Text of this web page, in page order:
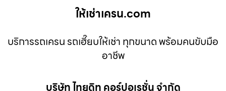
ให้เช่าเครน.com
บริการรถเครน รถเฮี๊ยบให้เช่า ทุกขนาด พร้อมคนขับมือ
อาชีพ
บริษัท ไทยดิท คอร์ปอเรชั่น จำกัด